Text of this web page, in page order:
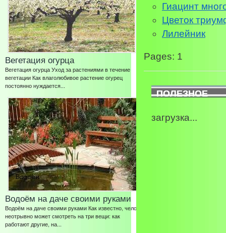
Вегетация огурца
Вегетация огурца Уход за растениями в течение
вегетации Как влаголюбивое растение огурец
постоянно нуждается...
Водоём на даче своими руками
Водоём на даче своими руками Как известно, человек
неотрывно может смотреть на три вещи: как
работают другие, на...
Гиацинт
Цветок
Лилейник
Pages: 1
ПОЛЕЗНОЕ
загрузка...